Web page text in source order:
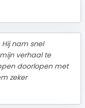
nam snel
verhaal te
doorlopen met
zeker